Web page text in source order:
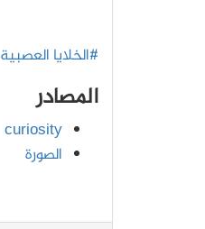
#الخلايا العصبية
المصادر
curiosity
الصورة